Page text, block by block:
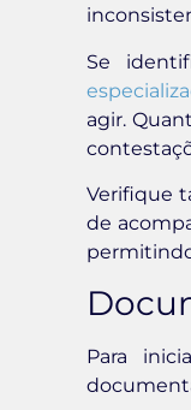
Se
agir.
Verifique
de
Para